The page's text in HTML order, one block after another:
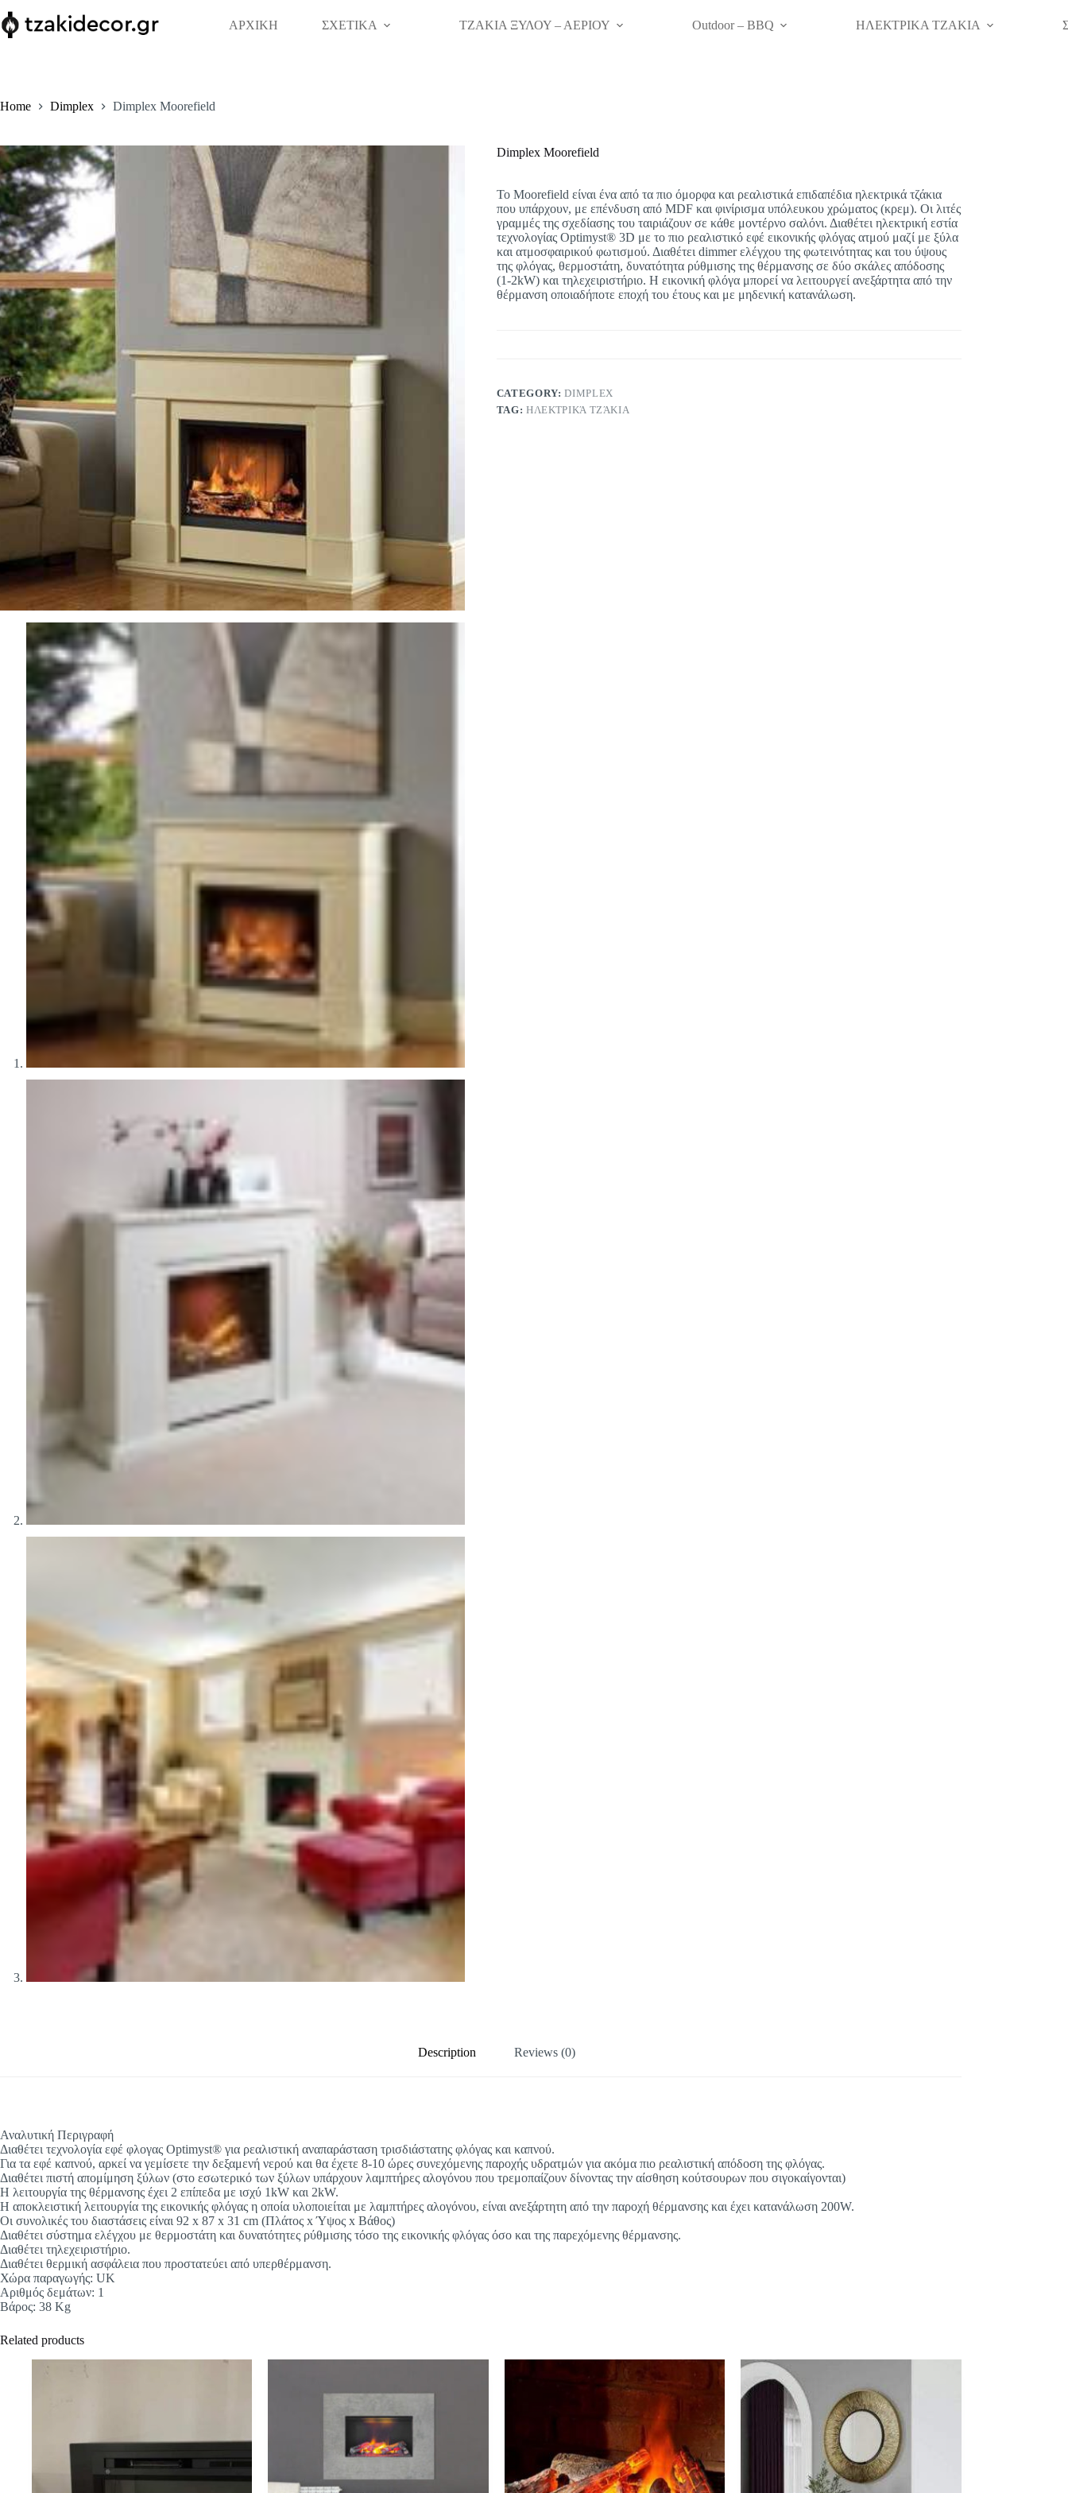
to
content
ΑΡΧΙΚΗ ΣΧΕΤΙΚΑ ΤΖΑΚΙΑ ΞΥΛΟΥ – ΑΕΡΙΟΥ Outdoor – BBQ ΗΛΕΚΤΡΙΚΑ ΤΖΑΚΙΑ
Home Dimplex Dimplex Moorefield
Dimplex Moorefield
To Moorefield είναι ένα από τα πιο όμορφα και ρεαλιστικά επιδαπέδια ηλεκτρικά τζάκια
που υπάρχουν, με επένδυση από MDF και φινίρισμα υπόλευκου χρώματος (κρεμ). Οι λιτές
γραμμές της σχεδίασης του ταιριάζουν σε κάθε μοντέρνο σαλόνι. Διαθέτει ηλεκτρική εστία
τεχνολογίας Optimyst® 3D με το πιο ρεαλιστικό εφέ εικονικής φλόγας ατμού μαζί με ξύλα
και ατμοσφαιρικού φωτισμού. Διαθέτει dimmer ελέγχου της φωτεινότητας και του ύψους
της φλόγας, θερμοστάτη, δυνατότητα ρύθμισης της θέρμανσης σε δύο σκάλες απόδοσης
(1-2kW) και τηλεχειριστήριο. Η εικονική φλόγα μπορεί να λειτουργεί ανεξάρτητα από την
θέρμανση οποιαδήποτε εποχή του έτους και με μηδενική κατανάλωση.
CATEGORY:DIMPLEX
TAG:ΗΛΕΚΤΡΙΚΆ ΤΖΆΚΙΑ
Description Reviews (0)
Αναλυτική Περιγραφή
Διαθέτει τεχνολογία εφέ φλογας Optimyst® για ρεαλιστική αναπαράσταση τρισδιάστατης φλόγας και καπνού.
Για τα εφέ καπνού, αρκεί να γεμίσετε την δεξαμενή νερού και θα έχετε 8-10 ώρες συνεχόμενης παροχής υδρατμών για ακόμα πιο ρεαλιστική απόδοση της φλόγας.
Διαθέτει πιστή απομίμηση ξύλων (στο εσωτερικό των ξύλων υπάρχουν λαμπτήρες αλογόνου που τρεμοπαίζουν δίνοντας την αίσθηση κούτσουρων που σιγοκαίγονται)
Η λειτουργία της θέρμανσης έχει 2 επίπεδα με ισχύ 1kW και 2kW.
Η αποκλειστική λειτουργία της εικονικής φλόγας η οποία υλοποιείται με λαμπτήρες αλογόνου, είναι ανεξάρτητη από την παροχή θέρμανσης και έχει κατανάλωση 200W.
Οι συνολικές του διαστάσεις είναι 92 x 87 x 31 cm (Πλάτος x Ύψος x Βάθος)
Διαθέτει σύστημα ελέγχου με θερμοστάτη και δυνατότητες ρύθμισης τόσο της εικονικής φλόγας όσο και της παρεχόμενης θέρμανσης.
Διαθέτει τηλεχειριστήριο.
Διαθέτει θερμική ασφάλεια που προστατεύει από υπερθέρμανση.
Χώρα παραγωγής: UK
Αριθμός δεμάτων: 1
Βάρος: 38 Kg
Related products